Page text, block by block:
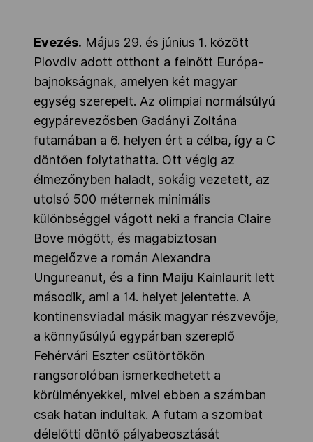
Evezés. Május 29. és június 1. között
Plovdiv adott otthont a felnőtt Európa-
bajnokságnak, amelyen két magyar
egység szerepelt. Az olimpiai normálsúlyú
egypárevezősben Gadányi Zoltána
futamában a 6. helyen ért a célba, így a C
döntően folytathatta. Ott végig az
élmezőnyben haladt, sokáig vezetett, az
utolsó 500 méternek minimális
különbséggel vágott neki a francia Claire
Bove mögött, és magabiztosan
megelőzve a román Alexandra
Ungureanut, és a finn Maiju Kainlaurit lett
második, ami a 14. helyet jelentette. A
kontinensviadal másik magyar részvevője,
a könnyűsúlyú egypárban szereplő
Fehérvári Eszter csütörtökön
rangsorolóban ismerkedhetett a
körülményekkel, mivel ebben a számban
csak hatan indultak. A futam a szombat
délelőtti döntő pályabeosztását